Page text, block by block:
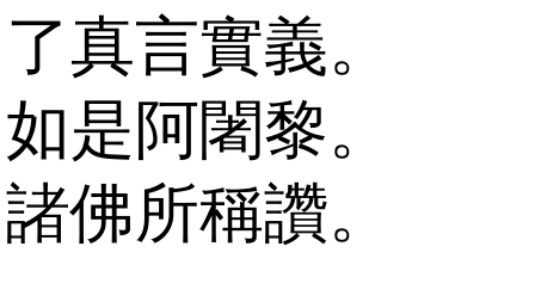
了真言實義。
如是阿闍黎。
諸佛所稱讚。